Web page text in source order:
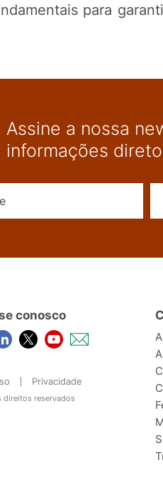
para
Assine a nossa
informações
conosco
Privacidade
direitos reservados